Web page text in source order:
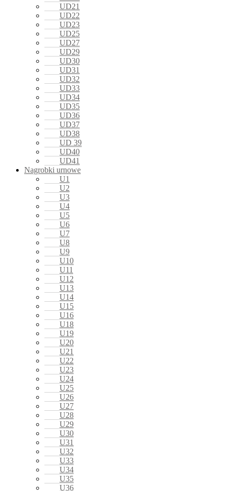
UD21
UD22
UD23
UD25
UD27
UD29
UD30
UD31
UD32
UD33
UD34
UD35
UD36
UD37
UD38
UD 39
UD40
UD41
Nagrobki urnowe
U1
U2
U3
U4
U5
U6
U7
U8
U9
U10
U11
U12
U13
U14
U15
U16
U18
U19
U20
U21
U22
U23
U24
U25
U26
U27
U28
U29
U30
U31
U32
U33
U34
U35
U36